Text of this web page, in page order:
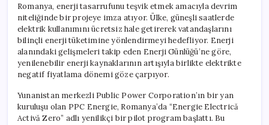
Saatlerde
Elektrik
Ücretsiz
için
Romanya, enerji tasarrufunu teşvik etmek amacıyla devrim
niteliğinde bir projeye imza atıyor. Ülke, güneşli saatlerde
elektrik kullanımını ücretsiz hale getirerek vatandaşlarını
bilinçli enerji tüketimine yönlendirmeyi hedefliyor. Enerji
alanındaki gelişmeleri takip eden Enerji Günlüğü’ne göre,
yenilenebilir enerji kaynaklarının artışıyla birlikte elektrikte
negatif fiyatlama dönemi göze çarpıyor.
Yunanistan merkezli Public Power Corporation’ın bir yan
kuruluşu olan PPC Energie, Romanya’da “Energie Electrică
Activă Zero” adlı yenilikçi bir pilot program başlattı. Bu